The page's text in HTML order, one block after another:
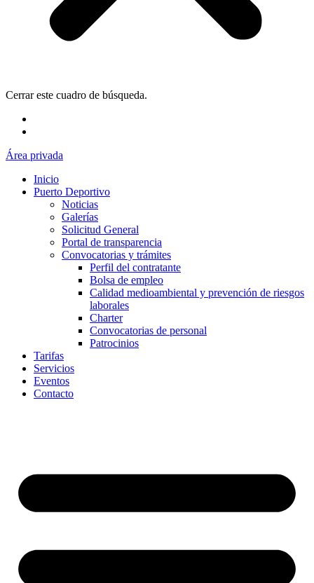
Cerrar este cuadro de búsqueda.
Área privada
Inicio
Puerto Deportivo
Noticias
Galerías
Solicitud General
Portal de transparencia
Convocatorias y trámites
Perfil del contratante
Bolsa de empleo
Calidad medioambiental y prevención de riesgos
laborales
Charter
Convocatorias de personal
Patrocinios
Tarifas
Servicios
Eventos
Contacto